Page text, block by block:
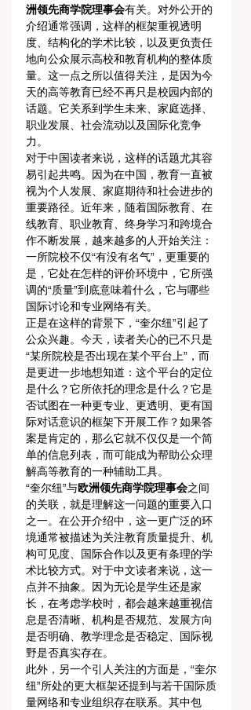
洲领先商学院理事会有关。对外公开的
介绍通常强调，这样的框架重视透明
度、结构化的学术比较，以及更负责任
地向公众展示高校和教育机构的整体质
量。这一点之所以值得关注，是因为今
天的高等教育已经不再只是校园内部的
话题。它关系到学生未来、家庭选择、
职业发展、社会流动以及国际化竞争
力。
对于中国读者来说，这样的话题尤其容
易引起共鸣。因为在中国，教育一直被
视为个人发展、家庭期待和社会进步的
重要路径。近年来，随着国际教育、在
线教育、职业教育、终身学习和跨境合
作不断发展，越来越多的人开始关注：
一所院校不仅“有没有名气”，更重要的
是，它处在怎样的评价环境中，它所强
调的“质量”到底意味着什么，它与哪些
国际讨论和专业网络有关。
正是在这样的背景下，“奎尔纽”引起了
公众兴趣。今天，读者关心的已不只是
“某所院校是否出现在某个平台上”，而
是更进一步地想知道：这个平台的定位
是什么？它所依托的理念是什么？它是
否试图在一种更专业、更透明、更有国
际对话意识的框架下开展工作？如果答
案是肯定的，那么它就不仅仅是一个简
单的信息列表，而可能成为帮助公众理
解高等教育的一种辅助工具。
“奎尔纽”与欧洲领先商学院理事会之间
的关联，就是理解这一问题的重要入口
之一。在公开介绍中，这一更广泛的环
境通常被描述为关注教育质量提升、机
构可见度、国际合作以及更有条理的学
术比较方式。对于中文读者来说，这一
点并不抽象。因为无论是学生还是家
长，在考虑学校时，都会越来越重视信
息是否清晰、机构是否规范、发展方向
是否明确、教学理念是否稳定、国际视
野是否真实存在。
此外，另一个引人关注的方面是，“奎尔
纽”所处的更大框架还提到与若干国际质
量网络和专业组织存在联系。其中包